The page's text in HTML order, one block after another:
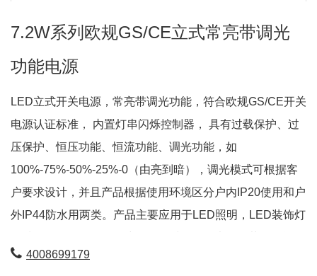
7.2W系列欧规GS/CE立式常亮带调光
功能电源
LED立式开关电源，常亮带调光功能，符合欧规GS/CE开关
电源认证标准， 内置灯串闪烁控制器， 具有过载保护、过
压保护、恒压功能、恒流功能、调光功能，如
100%-75%-50%-25%-0（由亮到暗），调光模式可根据客
户要求设计，并且产品根据使用环境区分户内IP20使用和户
外IP44防水用两类。产品主要应用于LED照明，LED装饰灯
用。此类电源也称之为欧规变压器、灯串变压器、控制器、
4008699179